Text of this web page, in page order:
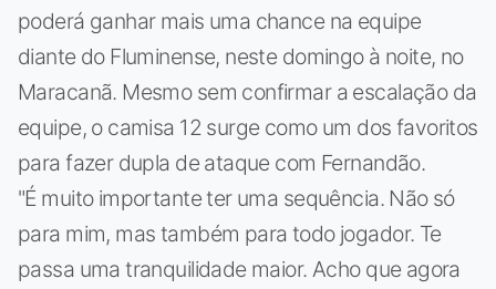
poderá ganhar mais uma chance na equipe
diante do Fluminense, neste domingo à noite, no
Maracanã. Mesmo sem confirmar a escalação da
equipe, o camisa 12 surge como um dos favoritos
para fazer dupla de ataque com Fernandão.
"É muito importante ter uma sequência. Não só
para mim, mas também para todo jogador. Te
passa uma tranquilidade maior. Acho que agora